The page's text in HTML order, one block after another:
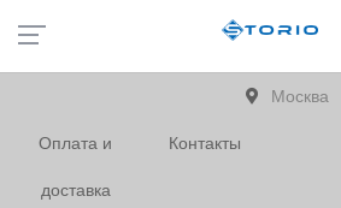
Москва
Оплата и
доставка
Контакты